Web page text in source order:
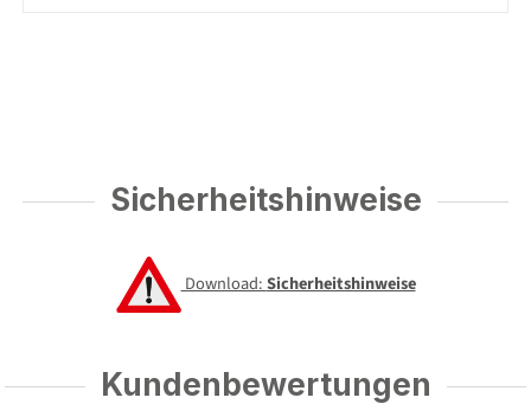
Sicherheitshinweise
Download:Sicherheitshinweise
Kundenbewertungen